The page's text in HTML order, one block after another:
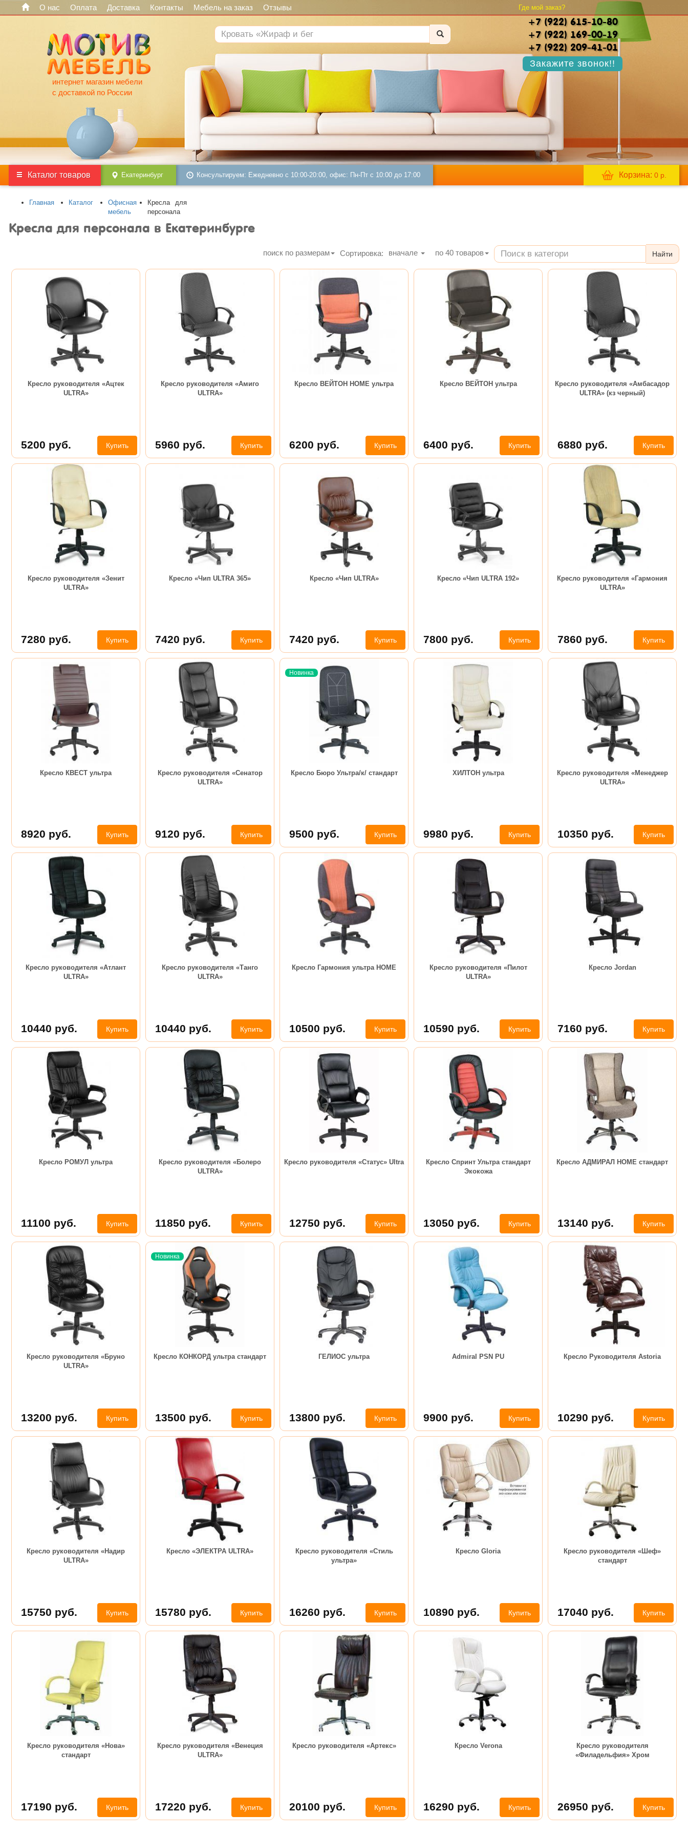
О нас Оплата Доставка Контакты Мебель на заказ Отзывы Где мой заказ?
интернет магазин мебели
с доставкой по России
+7 (922) 615-10-80
+7 (922) 169-00-19
+7 (922) 209-41-01
Закажите звонок!!
Каталог товаров Екатеринбург Консультируем: Ежедневно с 10:00-20:00, офис: Пн-Пт с 10:00 до 17:00 Корзина: 0 р.
Главная Каталог
Офисная
мебель
Кресла для
персонала
Кресла для персонала в Екатеринбурге
поиск по размерам Сортировка: вначале по 40 товаров Найти
Кресло руководителя «Ацтек
ULTRA»
5200 руб. Купить
Кресло руководителя «Амиго
ULTRA»
5960 руб. Купить
Кресло ВЕЙТОН HOME ультра
6200 руб. Купить
Кресло ВЕЙТОН ультра
6400 руб. Купить
Кресло руководителя «Амбасадор
ULTRA» (кз черный)
6880 руб. Купить
Кресло руководителя «Зенит
ULTRA»
7280 руб. Купить
Кресло «Чип ULTRA 365»
7420 руб. Купить
Кресло «Чип ULTRA»
7420 руб. Купить
Кресло «Чип ULTRA 192»
7800 руб. Купить
Кресло руководителя «Гармония
ULTRA»
7860 руб. Купить
Кресло КВЕСТ ультра
8920 руб. Купить
Кресло руководителя «Сенатор
ULTRA»
9120 руб. Купить
Кресло Бюро Ультра/к/ стандарт
Новинка
9500 руб. Купить
ХИЛТОН ультра
9980 руб. Купить
Кресло руководителя «Менеджер
ULTRA»
10350 руб. Купить
Кресло руководителя «Атлант
ULTRA»
10440 руб. Купить
Кресло руководителя «Танго
ULTRA»
10440 руб. Купить
Кресло Гармония ультра HOME
10500 руб. Купить
Кресло руководителя «Пилот
ULTRA»
10590 руб. Купить
Кресло Jordan
7160 руб. Купить
Кресло РОМУЛ ультра
11100 руб. Купить
Кресло руководителя «Болеро
ULTRA»
11850 руб. Купить
Кресло руководителя «Статус» Ultra
12750 руб. Купить
Кресло Спринт Ультра стандарт
Экокожа
13050 руб. Купить
Кресло АДМИРАЛ HOME стандарт
13140 руб. Купить
Кресло руководителя «Бруно
ULTRA»
13200 руб. Купить
Кресло КОНКОРД ультра стандарт
Новинка
13500 руб. Купить
ГЕЛИОС ультра
13800 руб. Купить
Admiral PSN PU
9900 руб. Купить
Кресло Руководителя Astoria
10290 руб. Купить
Кресло руководителя «Надир
ULTRA»
15750 руб. Купить
Кресло «ЭЛЕКТРА ULTRA»
15780 руб. Купить
Кресло руководителя «Стиль
ультра»
16260 руб. Купить
Кресло Gloria
10890 руб. Купить
Кресло руководителя «Шеф»
стандарт
17040 руб. Купить
Кресло руководителя «Нова»
стандарт
17190 руб. Купить
Кресло руководителя «Венеция
ULTRA»
17220 руб. Купить
Кресло руководителя «Артекс»
20100 руб. Купить
Кресло Verona
16290 руб. Купить
Кресло руководителя
«Филадельфия» Хром
26950 руб. Купить